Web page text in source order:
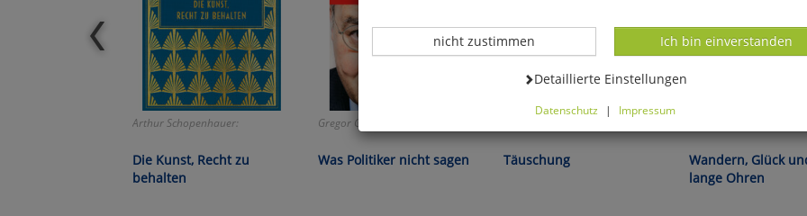
Arthur Schopenhauer:
Die Kunst, Recht zu
behalten
Gregor Gysi:
Was Politiker nicht sagen Täuschung
Wandern, Glück
lange Ohren
Datenverarbeitung -
Ich bin einverstanden
Datenverarbeitung -
nicht zustimmen
Datenverarbeitung -
Detaillierte Einstellungen
Datenschutz | Impressum
Cookies ablehnen, wird Ihr Besuch nur mit zwingend notwendigen
fortgeführt. Bitte beachten Sie, dass auf Basis Ihrer Einstellungen
nicht mehr alle Funktionalitäten der Seite zur Verfügung stehen.